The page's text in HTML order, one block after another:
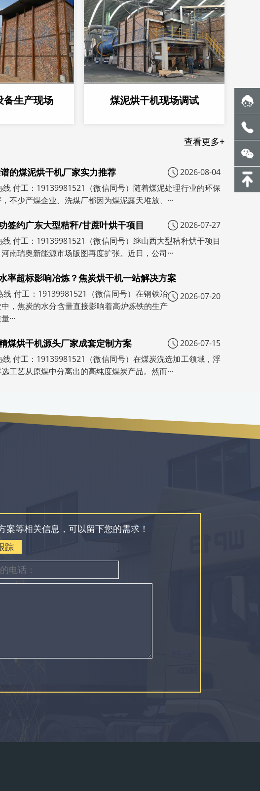
备生产现场 煤泥烘干机现场调试
查看更多+
的煤泥烘干机厂家实力推荐
2026-08-04
付工：19139981521（微信同号）随着煤泥处理行业的环保
不少产煤企业、洗煤厂都因为煤泥露天堆放、···
签约广东大型秸秆/甘蔗叶烘干项目
2026-07-27
付工：19139981521（微信同号）继山西大型秸秆烘干项目
南瑞奥新能源市场版图再度扩张。近日，公司···
率超标影响冶炼？焦炭烘干机一站解决方案
2026-07-20
线 付工：19139981521（微信同号）在钢铁冶
，焦炭的水分含量直接影响着高炉炼铁的生产
···
煤烘干机源头厂家成套定制方案
2026-07-15
付工：19139981521（微信同号）在煤炭洗选加工领域，浮
工艺从原煤中分离出的高纯度煤炭产品。然而···
等相关信息，可以留下您的需求！
踪